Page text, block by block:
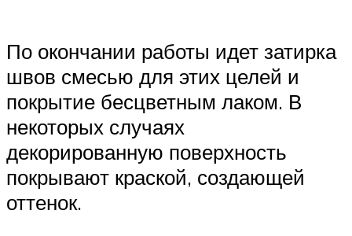
По окончании работы идет затирка
швов смесью для этих целей и
покрытие бесцветным лаком. В
некоторых случаях
декорированную поверхность
покрывают краской, создающей
оттенок.